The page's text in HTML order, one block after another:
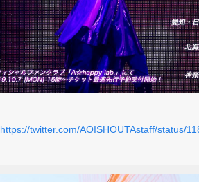
https://twitter.com/AOISHOUTAstaff/status/